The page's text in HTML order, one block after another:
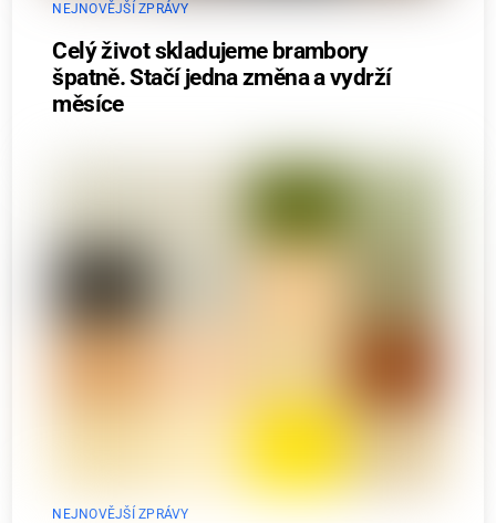
NEJNOVĚJŠÍ ZPRÁVY
Celý život skladujeme brambory
špatně. Stačí jedna změna a vydrží
měsíce
NEJNOVĚJŠÍ ZPRÁVY